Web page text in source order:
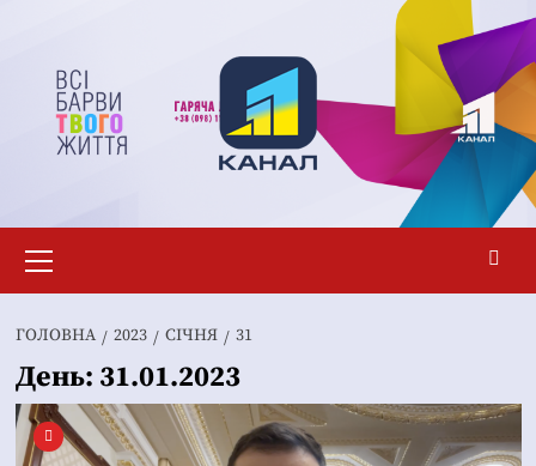
вмісту
меню
ГОЛОВНА 2023 СІЧНЯ 31
День: 31.01.2023